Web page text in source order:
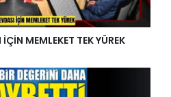
MEMLEKET TEK YÜREK